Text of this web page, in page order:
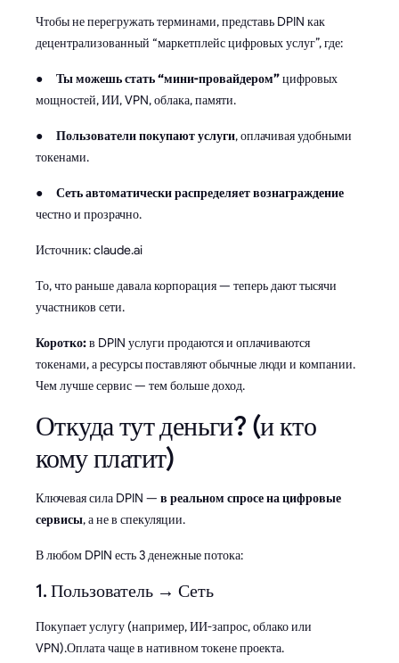
Чтобы не перегружать терминами, представь DPIN как
децентрализованный “маркетплейс цифровых услуг”, где:
● Ты можешь стать “мини-провайдером”цифровых
мощностей, ИИ, VPN, облака, памяти.
● Пользователи покупают услуги, оплачивая удобными
токенами.
● Сеть автоматически распределяет вознаграждение
честно и прозрачно.
Источник: claude.ai
То, что раньше давала корпорация — теперь дают тысячи
участников сети.
Коротко:в DPIN услуги продаются и оплачиваются
токенами, а ресурсы поставляют обычные люди и компании.
Чем лучше сервис — тем больше доход.
Откуда тут деньги? (и кто
кому платит)
Ключевая сила DPIN — в реальном спросе на цифровые
сервисы, а не в спекуляции.
В любом DPIN есть 3 денежные потока:
1. Пользователь → Сеть
Покупает услугу (например, ИИ-запрос, облако или
VPN).Оплата чаще в нативном токене проекта.